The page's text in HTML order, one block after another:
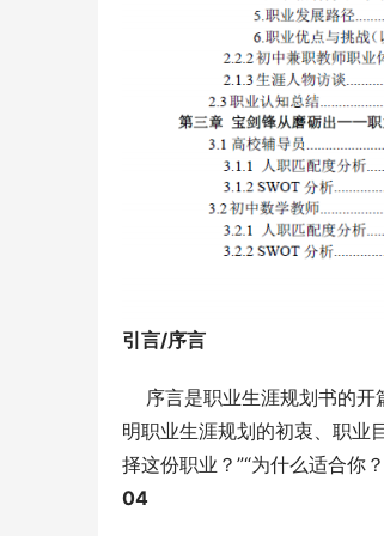
引言/序言
序言是职业生涯规划书的开
明职业生涯规划的初衷、职业
择这份职业？”“为什么适合你？
04